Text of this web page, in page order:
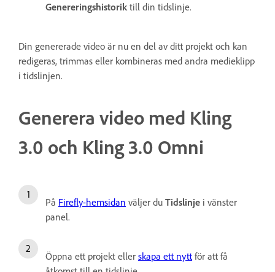
Genereringshistorik till din tidslinje.
Din genererade video är nu en del av ditt projekt och kan
redigeras, trimmas eller kombineras med andra medieklipp
i tidslinjen.
Generera video med Kling
3.0 och Kling 3.0 Omni
På Firefly-hemsidan väljer du Tidslinje i vänster
panel.
Öppna ett projekt eller skapa ett nytt för att få